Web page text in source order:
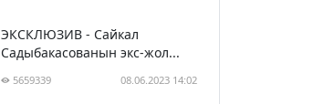
ЭКСКЛЮЗИВ - Сайкал
Садыбакасованын экс-жол...
5659339 08.06.2023 14:02